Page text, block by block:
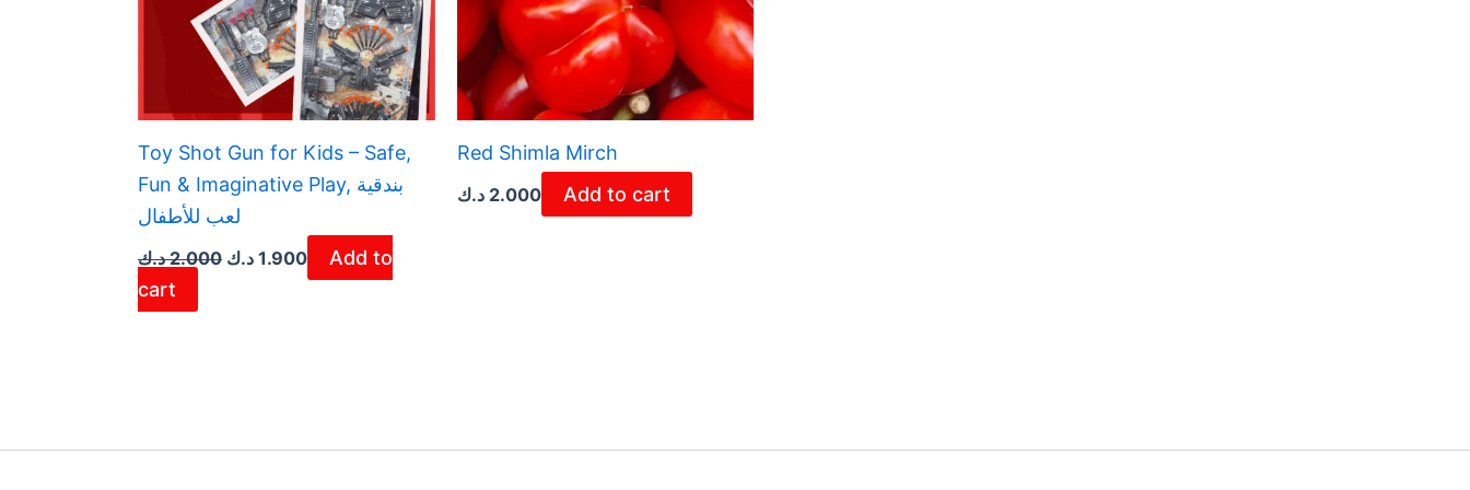
Toy Shot Gun for Kids – Safe,
Fun & Imaginative Play, بندقية
لعب للأطفال
2.000 د.ك 1.900 د.ك
Add to
cart
Red Shimla Mirch
2.000 د.ك Add to cart